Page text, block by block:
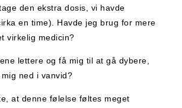
den ekstra dosis, vi havde
en time). Havde jeg brug for mere
virkelig medicin?
lettere og få mig til at gå dybere,
ned i vanvid?
at denne følelse føltes meget